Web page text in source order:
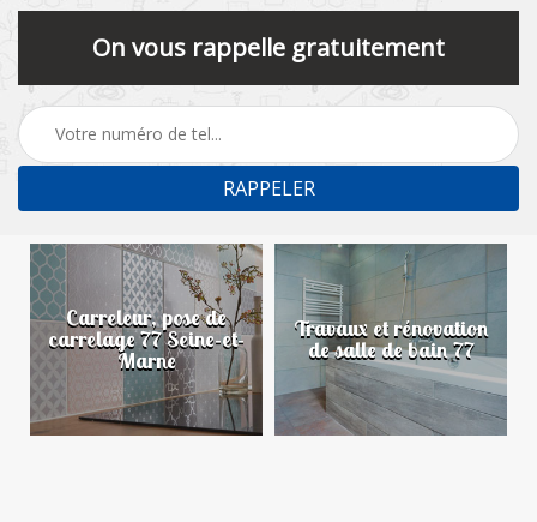
On vous rappelle gratuitement
Carreleur, pose de
carrelage 77 Seine-et-
Marne
Travaux et rénovation
de salle de bain 77